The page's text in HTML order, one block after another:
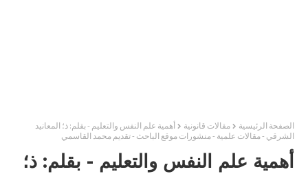
الصفحة الرئيسية مقالات قانونية
أهمية علم النفس والتعليم - بقلم: ذ؛ المعانيد
الشرقي - مقالات علمية - منشورات موقع الباحث - تقديم محمد القاسمي
أهمية علم النفس والتعليم - بقلم: ذ؛